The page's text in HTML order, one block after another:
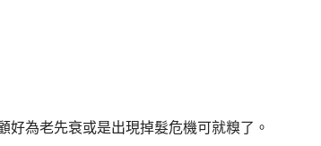
好為老先衰或是出現掉髮危機可就糗了。